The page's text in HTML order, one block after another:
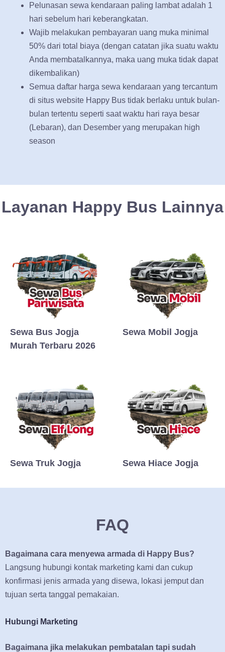
Pelunasan sewa kendaraan paling lambat adalah 1
hari sebelum hari keberangkatan.
Wajib melakukan pembayaran uang muka minimal
50% dari total biaya (dengan catatan jika suatu waktu
Anda membatalkannya, maka uang muka tidak dapat
dikembalikan)
Semua daftar harga sewa kendaraan yang tercantum
di situs website Happy Bus tidak berlaku untuk bulan-
bulan tertentu seperti saat waktu hari raya besar
(Lebaran), dan Desember yang merupakan high
season
Layanan Happy Bus Lainnya
Sewa Bus Jogja
Murah Terbaru 2026
Sewa Mobil Jogja
Sewa Truk Jogja Sewa Hiace Jogja
FAQ
Bagaimana cara menyewa armada di Happy Bus?
Langsung hubungi kontak marketing kami dan cukup
konfirmasi jenis armada yang disewa, lokasi jemput dan
tujuan serta tanggal pemakaian.
Hubungi Marketing
Bagaimana jika melakukan pembatalan tapi sudah